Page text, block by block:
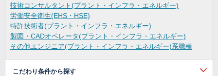
技術コンサルタント(プラント・インフラ・エネルギー)
労働安全衛生(EHS・HSE)
特許技術者(プラント・インフラ・エネルギー)
製図・CADオペレータ(プラント・インフラ・エネルギー)
その他エンジニア(ブラント・インフラ・エネルギー)系職種
こだわり条件から探す